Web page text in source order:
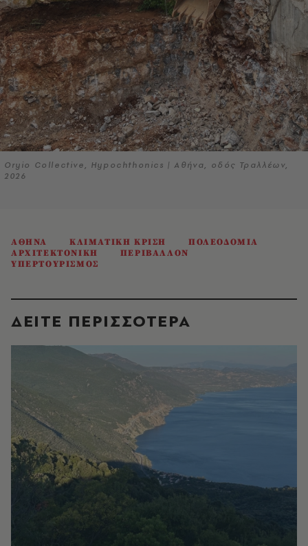
Oryio Collective, Hypochthonics | Αθήνα, οδός Τραλλέων,
2026
ΑΘΗΝΑ ΚΛΙΜΑΤΙΚΗ ΚΡΙΣΗ
ΠΟΛΕΟΔΟΜΙΑ
ΑΡΧΙΤΕΚΤΟΝΙΚΗ
ΠΕΡΙΒΑΛΛΟΝ
ΥΠΕΡΤΟΥΡΙΣΜΟΣ
ΔΕΙΤΕ ΠΕΡΙΣΣΟΤΕΡΑ